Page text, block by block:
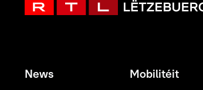
News Mobilitéit